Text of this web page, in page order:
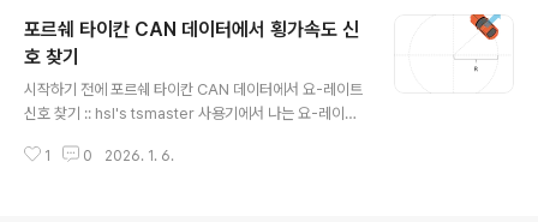
자는 GUI에서 서비스를 선택하여 실행할 수 있다.MVP(M
inimum Viable Product) 접근법으로 단계별 개발을 진
행한다.참조 문서esc_diag_hsl.md: ESC 진단 통신 스
펙 libTSCAN_Library_Python_Description.md: T
포르쉐 타이칸 CAN 데이터에서 횡가속도 신
호 찾기
시작하기 전에 포르쉐 타이칸 CAN 데이터에서 요-레이트
신호 찾기 :: hsl's tsmaster 사용기에서 나는 요-레이트
요횡가속도 계산비트 패턴 검색결론 횡가속도 계산횡가속
1 0 2026. 1. 6.